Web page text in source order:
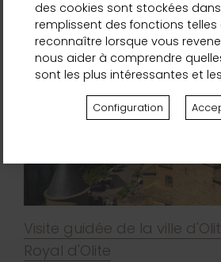
Visite guidée de la ville
Royal d'Olite
des cookies sont stockées
remplissent des fonctions telles
reconnaître lorsque vous
nous aider à comprendre
sont les plus intéressantes et
Configuration